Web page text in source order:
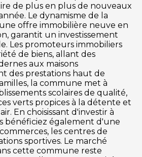
de plus en plus de nouveaux
Le dynamisme de la
offre immobilière neuve en
garantit un investissement
Les promoteurs immobiliers
de biens, allant des
aux maisons
des prestations haut de
la commune met à
scolaires de qualité,
verts propices à la détente et
En choisissant d'investir à
bénéficiez également d'une
les centres de
sportives. Le marché
cette commune reste